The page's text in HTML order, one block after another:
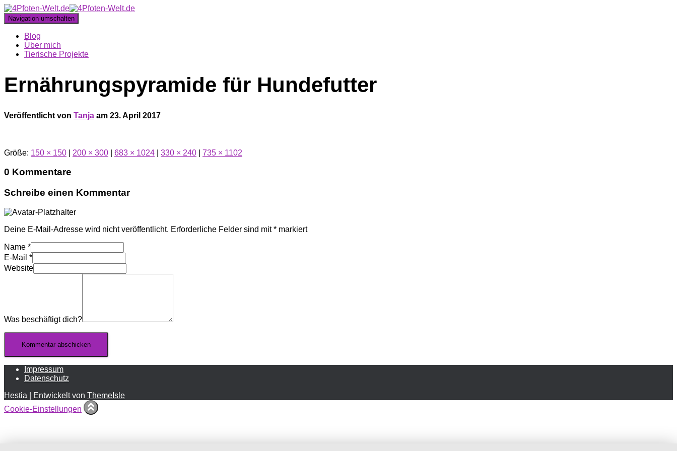
Navigation umschalten
Blog
Über mich
Tierische Projekte
Ernährungspyramide für Hundefutter
Veröffentlicht von Tanja am 23. April 2017
Größe: 150 × 150 200 × 300 683 × 1024 330 × 240 735 × 1102
0 Kommentare
Schreibe einen Kommentar
Deine E-Mail-Adresse wird nicht veröffentlicht. Erforderliche Felder sind mit* markiert
Name *
E-Mail *
Website
Was beschäftigt dich?
Impressum
Datenschutz
Hestia | Entwickelt von ThemeIsle
Cookie-Einstellungen